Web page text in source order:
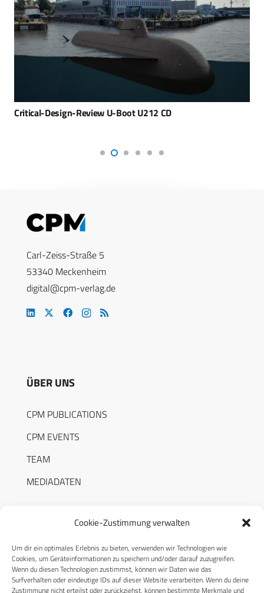
Cookie-Zustimmung verwalten
Um dir ein optimales Erlebnis zu bieten, verwenden wir Technologien wie
Cookies, um Geräteinformationen zu speichern und/oder darauf zuzugreifen.
Wenn du diesen Technologien zustimmst, können wir Daten wie das
Surfverhalten oder eindeutige IDs auf dieser Website verarbeiten. Wenn du deine
Zustimmung nicht erteilst oder zurückziehst, können bestimmte Merkmale und
Critical-Design-Review U-Boot U212 CD
Carl-Zeiss-Straße 5
53340 Meckenheim
digital@cpm-verlag.de
ÜBER UNS
CPM PUBLICATIONS
CPM EVENTS
TEAM
MEDIADATEN
RECHTLICHES
Datenschutzerklärung